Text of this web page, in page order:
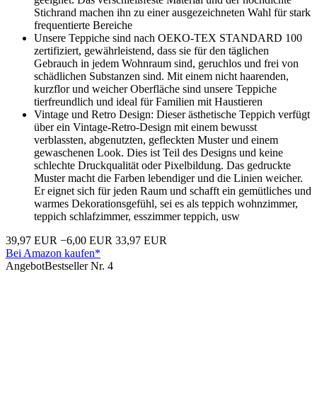
Stichrand machen ihn zu einer ausgezeichneten Wahl für stark
frequentierte Bereiche
Unsere Teppiche sind nach OEKO-TEX STANDARD 100
zertifiziert, gewährleistend, dass sie für den täglichen
Gebrauch in jedem Wohnraum sind, geruchlos und frei von
schädlichen Substanzen sind. Mit einem nicht haarenden,
kurzflor und weicher Oberfläche sind unsere Teppiche
tierfreundlich und ideal für Familien mit Haustieren
Vintage und Retro Design: Dieser ästhetische Teppich verfügt
über ein Vintage-Retro-Design mit einem bewusst
verblassten, abgenutzten, gefleckten Muster und einem
gewaschenen Look. Dies ist Teil des Designs und keine
schlechte Druckqualität oder Pixelbildung. Das gedruckte
Muster macht die Farben lebendiger und die Linien weicher.
Er eignet sich für jeden Raum und schafft ein gemütliches und
warmes Dekorationsgefühl, sei es als teppich wohnzimmer,
teppich schlafzimmer, esszimmer teppich, usw
39,97 EUR −6,00 EUR 33,97 EUR
Bei Amazon kaufen*
AngebotBestseller Nr. 4